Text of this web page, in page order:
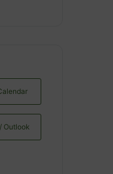
Outlook